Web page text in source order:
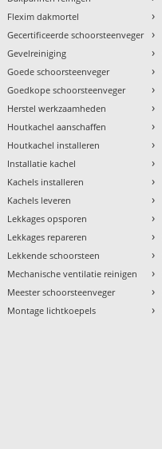
Flexim dakmortel
Gecertificeerde schoorsteenveger
Gevelreiniging
Goede schoorsteenveger
Goedkope schoorsteenveger
Herstel werkzaamheden
Houtkachel aanschaffen
Houtkachel installeren
Installatie kachel
Kachels installeren
Kachels leveren
Lekkages opsporen
Lekkages repareren
Lekkende schoorsteen
Mechanische ventilatie reinigen
Meester schoorsteenveger
Montage lichtkoepels
›
›
›
›
›
›
›
›
›
›
›
›
›
›
›
›
›